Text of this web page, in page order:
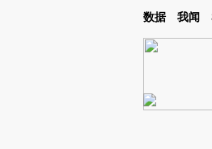
数据 我闻